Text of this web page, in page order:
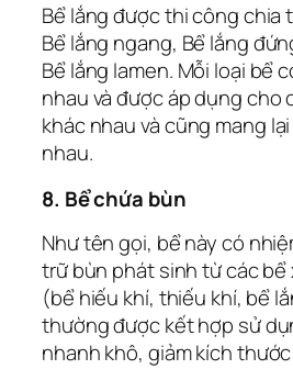
Bể lắng được thi công chia
Bể lắng ngang, Bể lắng
Bể lắng lamen. Mỗi loại bể
nhau và được áp dụng cho
khác nhau và cũng mang
nhau.
8. Bể chứa bùn
Như tên gọi, bể này có
trữ bùn phát sinh từ các
(bể hiếu khí, thiếu khí, bể
thường được kết hợp sử
nhanh khô, giảm kích